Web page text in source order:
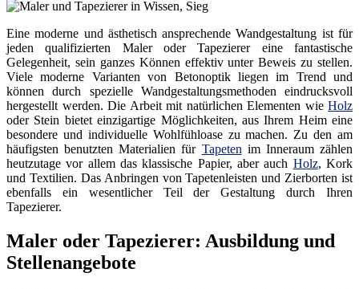
Eine moderne und ästhetisch ansprechende Wandgestaltung ist für
jeden qualifizierten Maler oder Tapezierer eine fantastische
Gelegenheit, sein ganzes Können effektiv unter Beweis zu stellen.
Viele moderne Varianten von Betonoptik liegen im Trend und
können durch spezielle Wandgestaltungsmethoden eindrucksvoll
hergestellt werden. Die Arbeit mit natürlichen Elementen wie Holz
oder Stein bietet einzigartige Möglichkeiten, aus Ihrem Heim eine
besondere und individuelle Wohlfühloase zu machen. Zu den am
häufigsten benutzten Materialien für Tapeten im Inneraum zählen
heutzutage vor allem das klassische Papier, aber auch Holz, Kork
und Textilien. Das Anbringen von Tapetenleisten und Zierborten ist
ebenfalls ein wesentlicher Teil der Gestaltung durch Ihren
Tapezierer.
Maler oder Tapezierer: Ausbildung und
Stellenangebote